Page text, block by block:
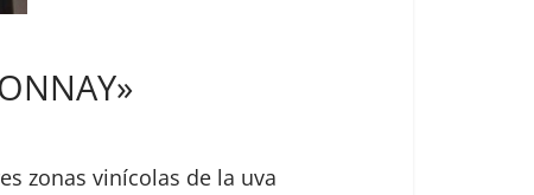
zonas vinícolas de la uva